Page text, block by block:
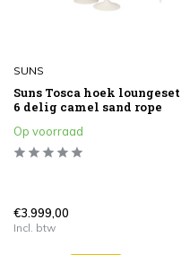
SUNS
Suns Tosca hoek loungeset
6 delig camel sand rope
Op voorraad
€3.999,00
Incl. btw